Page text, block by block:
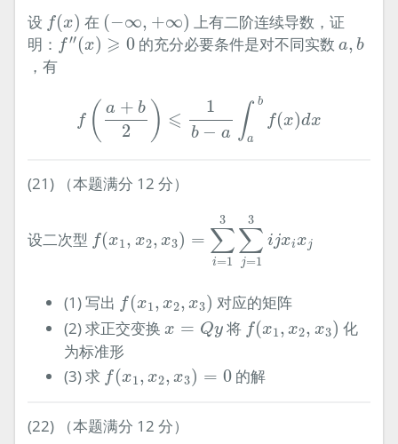
设 f(x)
f(x) 在 (−∞, +∞)
(− ∞,+ ∞)
上有二阶连续导数，证
明：
f′′ (x) ⩾ 0
f″(x)⩾0 的充分必要条件是对不同实数 a, b
a b
，有
f ( a + b
2 ) ⩽
1
b − a ∫ b
a
f(x)dx
a +b 2 a f(x
(21) （本题满分 12 分）
设二次型 f(x1, x2, x3) =
3
∑
i=1
3
∑
j=1
ijxixj
3 =
(1) 写出 f (x1, x2, x3)
f(x1 2 3)
对应的矩阵
(2) 求正交变换x = Qy
x=Q y 将 f(x1, x2, x3)
f(x1 2 3)
化
为标准形
(3) 求 f (x1, x2, x3) = 0
f(x1 2 3) =0 的解
(22) （本题满分 12 分）